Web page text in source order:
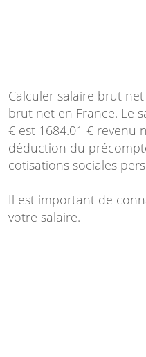
Calculer salaire brut
brut net en France. Le
€ est 1684.01 € revenu
déduction du
cotisations sociales
Il est important de
votre salaire.